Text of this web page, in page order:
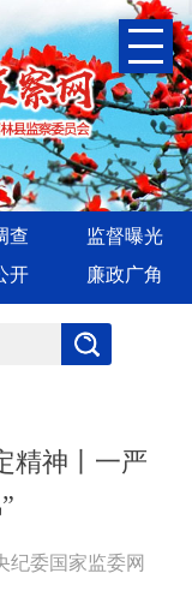
查
监督曝光
开 廉政广角
精神丨一严
纪委国家监委网